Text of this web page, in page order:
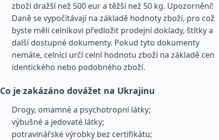
zboží dražší než 500 eur a těžší než 50 kg. Upozornění!
Daně se vypočítávají na základě hodnoty zboží, pro což
byste měli celníkovi předložit prodejní doklady, štítky a
další dostupné dokumenty. Pokud tyto dokumenty
nemáte, celníci určí celní hodnotu zboží na základě cen
identického nebo podobného zboží.
Co je zakázáno dovážet na Ukrajinu
Drogy, omamné a psychotropní látky;
výbušné a jedovaté látky;
potravinářské výrobky bez certifikátu;